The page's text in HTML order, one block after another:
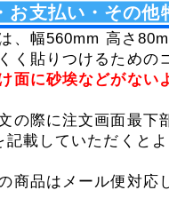
お支払い・その他
、幅560mm 高さ
く貼りつけるための
面に砂埃などがない
の際に注文画面最下
記載していただくと
商品はメール便対応